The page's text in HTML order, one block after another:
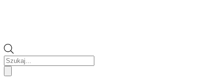
Wyszukiwarka
produktów